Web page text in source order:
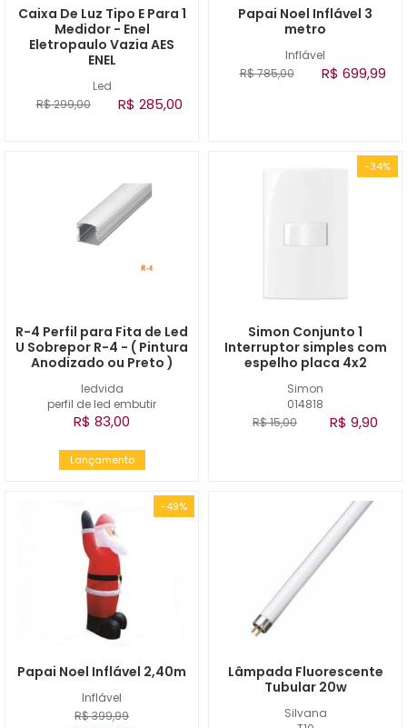
Led
Caixa De Luz Tipo E Para 1
Medidor - Enel
Eletropaulo Vazia AES
ENEL
R$ 299,00 R$ 285,00
Inflável
Papai Noel Inflável 3
metro
R$ 785,00 R$ 699,99
ledvida
perfil de led embutir
R-4 Perfil para Fita de Led
U Sobrepor R-4 - ( Pintura
Anodizado ou Preto )
R$ 83,00
Lançamento
-34%
Simon
014818
Simon Conjunto 1
Interruptor simples com
espelho placa 4x2
R$ 15,00 R$ 9,90
-49%
Inflável
Papai Noel Inflável 2,40m
R$ 399,99
Silvana
Lâmpada Fluorescente
Tubular 20w